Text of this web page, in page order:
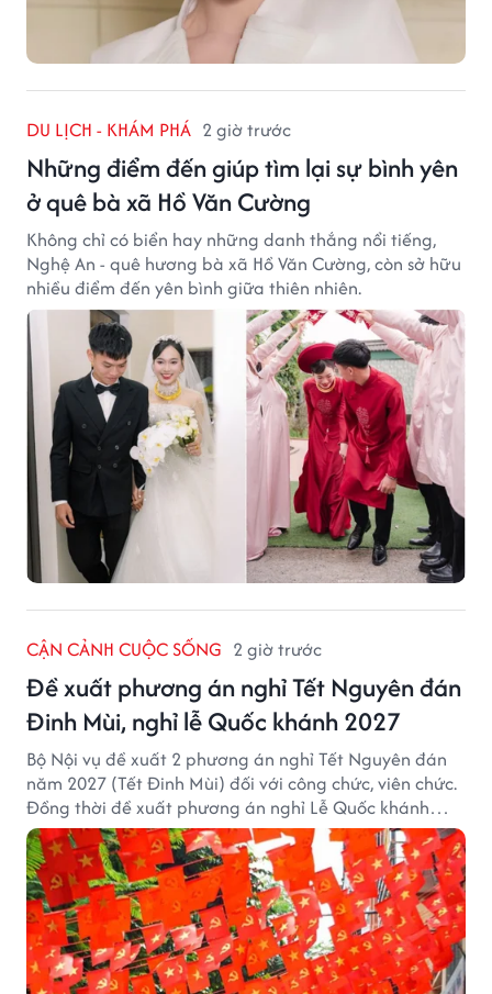
DU LỊCH - KHÁM PHÁ 2 giờ trước
Những điểm đến giúp tìm lại sự bình yên
ở quê bà xã Hồ Văn Cường
Không chỉ có biển hay những danh thắng nổi tiếng,
Nghệ An - quê hương bà xã Hồ Văn Cường, còn sở hữu
nhiều điểm đến yên bình giữa thiên nhiên.
CẬN CẢNH CUỘC SỐNG 2 giờ trước
Đề xuất phương án nghỉ Tết Nguyên đán
Đinh Mùi, nghỉ lễ Quốc khánh 2027
Bộ Nội vụ đề xuất 2 phương án nghỉ Tết Nguyên đán
năm 2027 (Tết Đinh Mùi) đối với công chức, viên chức.
Đồng thời đề xuất phương án nghỉ Lễ Quốc khánh
năm 2027 với 4 ngày nghỉ liên tục.